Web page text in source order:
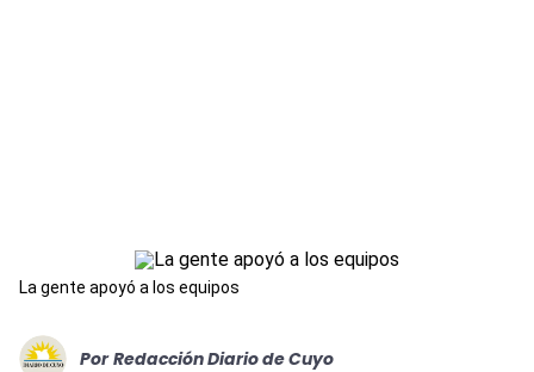
La gente apoyó a los equipos
Por Redacción Diario de Cuyo